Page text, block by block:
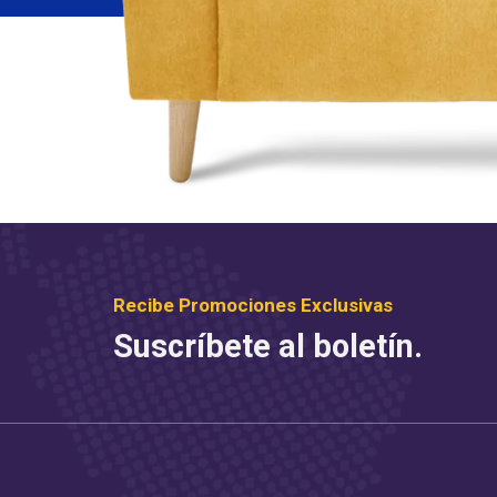
Recibe Promociones Exclusivas
Suscríbete al boletín.